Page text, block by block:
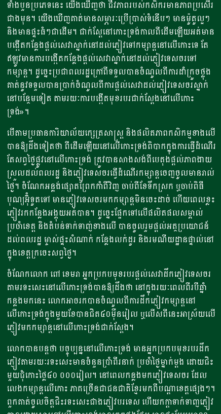
ទាំងបួនប្រភេទនេះ យើងឃើញថា ជីវភាពរបស់កសិករមានភាពប្រសើរ
ជាងមុន។ យើងឃើញគាត់មានសម្ភារៈប្រើប្រាស់ទំនើបៗ មានម៉ូតូល្អៗ
និងមានផ្ទះធំៗជាដើម។ ជាក់ស្តែនៅកោះទ្រង់កាលពីដើមឡើយអត់មាន
បង្កើតកន្លែងផ្តល់សេវាស្នាក់នៅដល់ភ្ញៀវទៅកម្សាន្តនៅលើកោះទេ តែ
ឥឡូវមានការបង្កើតកន្លែងផ្តល់សេវាស្នាក់នៅដល់ភ្ញៀវទេសចរទៅ
កម្សាន្ត។ ដូច្នេះប្រជាពលរដ្ឋក្រៅពីទទួលបានចំណូលពីការដាំក្រូចថ្លុង
គាត់នូវទទួលបានប្រាក់ចំណូលពីការផ្តល់សេវាដល់ភ្ញៀវទេសចរស្នាក់
នៅបន្ថែមទៀត តាមរយៈការបង្កើតមុខរបរជាក់ស្តែងនៅលើកោះ
ទ្រង់»។
បើតាមប្រធានការិយាល័យក្សេត្រសាស្រ្ត និងផលិតភាពកសិកម្មខាងលើ
​បានឱ្យដឹងទៀតថា ពីដើមឡើយនៅលើកោះទ្រង់ពិបាកក្នុងការធ្វើដំណើរ
តែសព្វថ្ងៃផ្លូវនៅលើកោះទ្រង់ ត្រូវបានសាងសង់ពីបេតុងផ្តល់ភាពងាយ
ស្រួលដល់ពលរដ្ឋ និងភ្ញៀវទេសចរធ្វើដំណើរកម្សាន្តចេញចូលមានរាល់
ថ្ងៃ។ ចំណែកអន្លង់ផ្សោតព្រែកកាំពីវិញ ចាប់ពីខែទឹកស្រក ឬចាប់ពិធី
បុណ្យអ៊ុំទូតទៅ មានភ្ញៀវទេសចរមកកម្សាន្តមិនចេះដាច់ ហើយពេលខ្លះ
ភ្ញៀវរកកន្លែងអង្គុយអត់បាន។ ដូច្នេះផ្អែកទៅលើផលិតផលសម្គាល់
ប្រចាំខេត្ត និងតំបន់ទាក់ទាញ់ខាងលើ បានចូលរួមផ្តល់អត្ថប្រយោជន៍
ដល់ពលរដ្ឋ ម្ចាស់ផ្ទះសំណាក់ កន្លែងលក់ដូរ និងរមណីយដ្ឋានផ្ទាល់នៅ
ក្នុងខេត្តក្រចេះសព្វថ្ងៃ។
ចំណែកលោក ពៅ ខេមរា អ្នកប្រកបមុខរបរផ្តល់សេវាដឹកភ្ញៀវទេសចរ
តាមរទះសេះនៅលើកោះទ្រង់បានឱ្យដឹងថា នៅក្នុងរយៈពេលពីរបីឆ្នាំ
កន្លងមកនេះ​​ លោកអាចរកបានចំណូលពីការដឹកភ្ញៀវកម្សាន្តនៅ
លើកោះទ្រង់ក្នុងមួយខែបានជិត៤០ម៉ឺនរៀល ឬលើសពីនេះអាស្រ័យលើ
ភ្ញៀវមកកម្សាន្តនៅលើកោះទ្រង់ជាក់ស្តែង។
លោកបានបន្តថា បច្ចុប្បន្ននៅលើកោះទ្រង់ មានអ្នកប្រកបមុខរបរដឹក
ភ្ញៀវតាមរយៈរទះសេះមានចំនួនប្រាំពីរនាក់ ប្រចាំថ្ងៃម្នាក់ម្តង ដោយជិះ
មួយជុំកោះថ្លៃ៤០ ០០០រៀល។ នៅពេលកន្លងមកភ្ញៀវទេសចរ ដែល
លេងកម្សាន្តលើកោះ ភាគច្រើនជាជនជាតិខ្មែរមកពីបណ្តាខេត្តផ្សេងៗ។
ពួកគាត់ចូលចិត្តជិះរទះសេះជាងភ្ញៀវបរទេស ហើយកក្តាទាក់ទាញភ្ញៀវ